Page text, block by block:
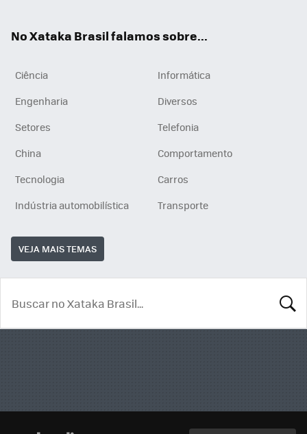
No Xataka Brasil falamos sobre...
Ciência
Informática
Engenharia
Diversos
Setores
Telefonia
China
Comportamento
Tecnologia
Carros
Indústria automobilística
Transporte
VEJA MAIS TEMAS